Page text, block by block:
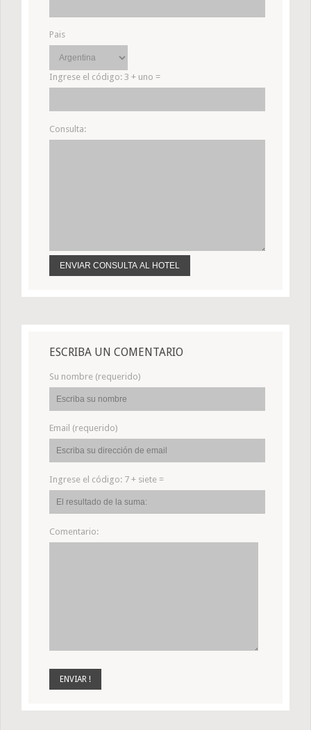
Pais
Ingrese el código: 3 + uno =
Consulta:
ESCRIBA UN COMENTARIO
Su nombre (requerido)
Email (requerido)
Ingrese el código: 7 + siete =
Comentario: